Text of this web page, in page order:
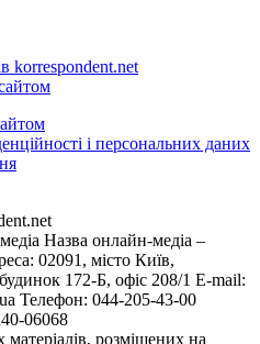
korrespondent.net
і персональних даних
Назва онлайн-медіа –
02091, місто Київ,
172-Б, офіс 208/1 E-mail:
Телефон: 044-205-43-00
06068
розміщених на